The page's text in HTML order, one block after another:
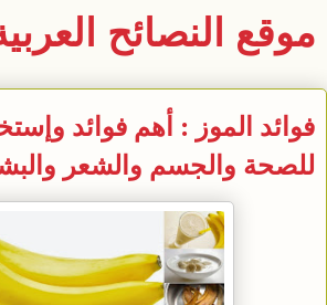
موقع النصائح
فوائد الموز : أهم فوائد
للصحة والجسم والشعر